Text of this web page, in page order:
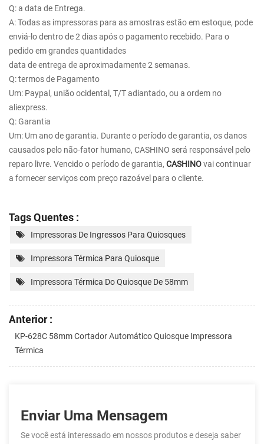
Q: a data de Entrega.
A: Todas as impressoras para as amostras estão em estoque, pode
enviá-lo dentro de 2 dias após o pagamento recebido. Para o
pedido em grandes quantidades
data de entrega de aproximadamente 2 semanas.
Q: termos de Pagamento
Um: Paypal, união ocidental, T/T adiantado, ou a ordem no
aliexpress.
Q: Garantia
Um: Um ano de garantia. Durante o período de garantia, os danos
causados pelo não-fator humano, CASHINO será responsável pelo
reparo livre. Vencido o período de garantia, CASHINOvai continuar
a fornecer serviços com preço razoável para o cliente.
Tags Quentes :
Impressoras De Ingressos Para Quiosques
Impressora Térmica Para Quiosque
Impressora Térmica Do Quiosque De 58mm
Anterior :
KP-628C 58mm Cortador Automático Quiosque Impressora
Térmica
Enviar Uma Mensagem
Se você está interessado em nossos produtos e deseja saber